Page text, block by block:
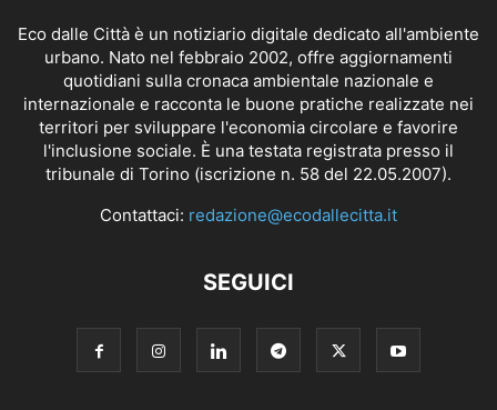
Eco dalle Città è un notiziario digitale dedicato all'ambiente
urbano. Nato nel febbraio 2002, offre aggiornamenti
quotidiani sulla cronaca ambientale nazionale e
internazionale e racconta le buone pratiche realizzate nei
territori per sviluppare l'economia circolare e favorire
l'inclusione sociale. È una testata registrata presso il
tribunale di Torino (iscrizione n. 58 del 22.05.2007).
Contattaci: redazione@ecodallecitta.it
SEGUICI